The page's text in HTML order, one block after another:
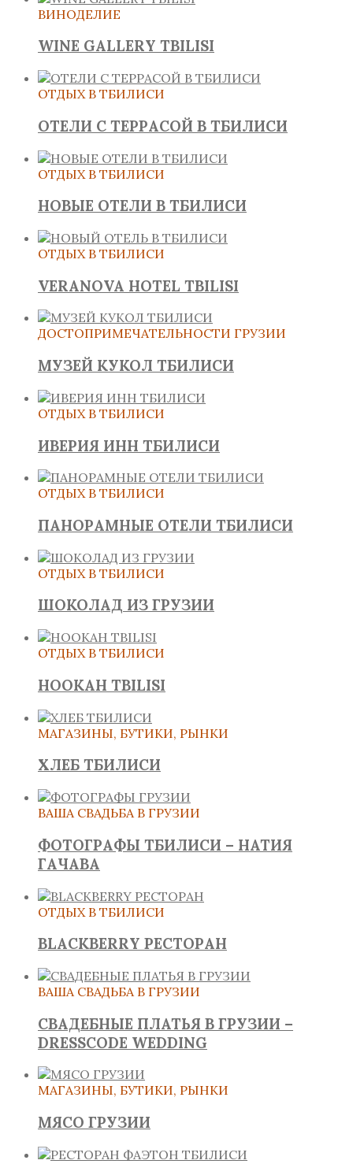
ВИНОДЕЛИЕ
WINE GALLERY TBILISI
ОТДЫХ В ТБИЛИСИ
ОТЕЛИ С ТЕРРАСОЙ В ТБИЛИСИ
ОТДЫХ В ТБИЛИСИ
НОВЫЕ ОТЕЛИ В ТБИЛИСИ
ОТДЫХ В ТБИЛИСИ
VERANOVA HOTEL TBILISI
ДОСТОПРИМЕЧАТЕЛЬНОСТИ ГРУЗИИ
МУЗЕЙ КУКОЛ ТБИЛИСИ
ОТДЫХ В ТБИЛИСИ
ИВЕРИЯ ИНН ТБИЛИСИ
ОТДЫХ В ТБИЛИСИ
ПАНОРАМНЫЕ ОТЕЛИ ТБИЛИСИ
ОТДЫХ В ТБИЛИСИ
ШОКОЛАД ИЗ ГРУЗИИ
ОТДЫХ В ТБИЛИСИ
HOOKAH TBILISI
МАГАЗИНЫ, БУТИКИ, РЫНКИ
ХЛЕБ ТБИЛИСИ
ВАША СВАДЬБА В ГРУЗИИ
ФОТОГРАФЫ ТБИЛИСИ – НАТИЯ
ГАЧАВА
ОТДЫХ В ТБИЛИСИ
BLACKBERRY РЕСТОРАН
ВАША СВАДЬБА В ГРУЗИИ
СВАДЕБНЫЕ ПЛАТЬЯ В ГРУЗИИ –
DRESSCODE WEDDING
МАГАЗИНЫ, БУТИКИ, РЫНКИ
МЯСО ГРУЗИИ